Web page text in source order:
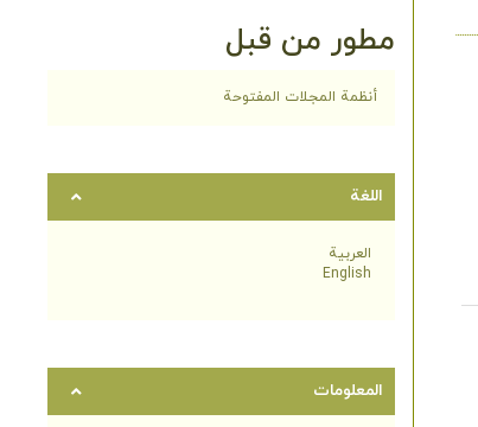
مطور من قبل
أنظمة المجلات المفتوحة
اللغة
العربية
English
المعلومات